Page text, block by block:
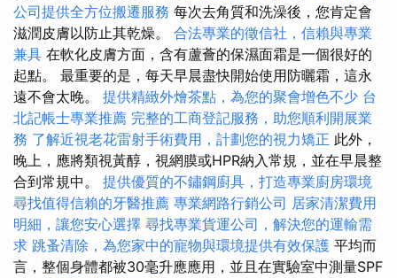
公司提供全方位搬遷服務 每次去角質和洗澡後，您肯定會
滋潤皮膚以防止其乾燥。 合法專業的徵信社，信賴與專業
兼具 在軟化皮膚方面，含有蘆薈的保濕面霜是一個很好的
起點。 最重要的是，每天早晨盡快開始使用防曬霜，這永
遠不會太晚。 提供精緻外燴茶點，為您的聚會增色不少 台
北記帳士專業推薦 完整的工商登記服務，助您順利開展業
務 了解近視老花雷射手術費用，計劃您的視力矯正 此外，
晚上，應將類視黃醇，視網膜或HPR納入常規，並在早晨整
合到常規中。 提供優質的不鏽鋼廚具，打造專業廚房環境
尋找值得信賴的牙醫推薦 專業網路行銷公司 居家清潔費用
明細，讓您安心選擇 尋找專業貨運公司，解決您的運輸需
求 跳蚤清除，為您家中的寵物與環境提供有效保護 平均而
言，整個身體都被30毫升應應用，並且在實驗室中測量SPF